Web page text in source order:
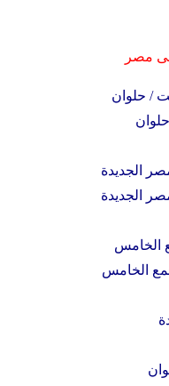
مصر
/ حلوان
الجديدة
الجديدة
الخامس
الخامس